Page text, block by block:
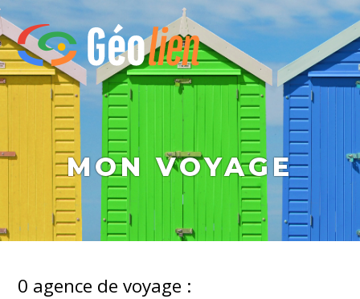
MON VOYAGE
0 agence de voyage :